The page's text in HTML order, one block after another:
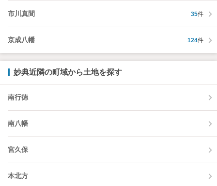
市川真間 35件
京成八幡 124件
妙典近隣の町域から土地を探す
南行徳
南八幡
宮久保
本北方